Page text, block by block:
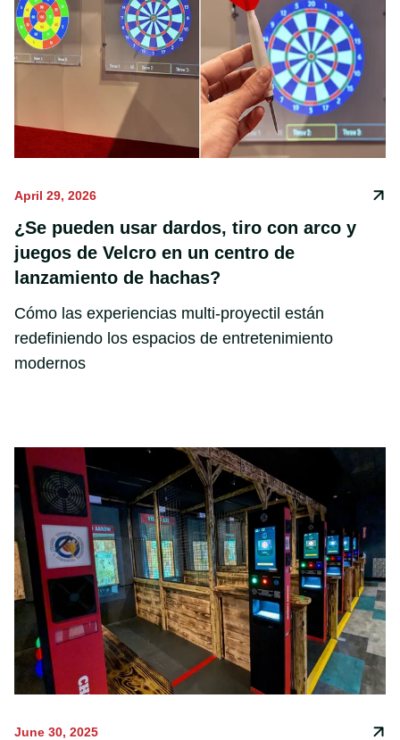
April 29, 2026
¿Se pueden usar dardos, tiro con arco y
juegos de Velcro en un centro de
lanzamiento de hachas?
Cómo las experiencias multi-proyectil están
redefiniendo los espacios de entretenimiento
modernos
June 30, 2025